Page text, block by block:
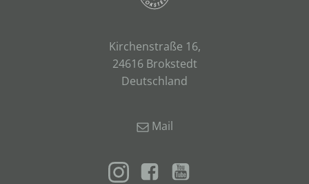
Kirchenstraße 16,
24616 Brokstedt
Deutschland
Mail